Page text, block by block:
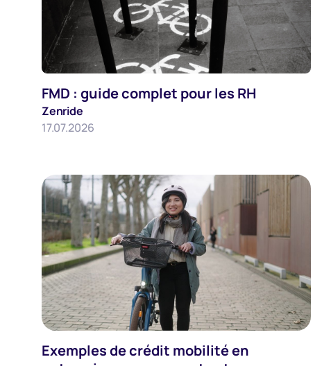
Employeurs
FMD : guide complet pour les RH
Zenride
17.07.2026
Exemples de crédit mobilité en